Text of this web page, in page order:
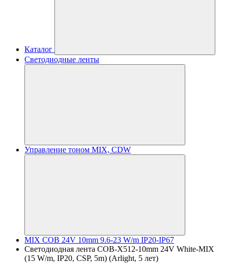
Каталог
Светодиодные ленты
Управление тоном MIX, CDW
MIX COB 24V 10mm 9.6-23 W/m IP20-IP67
Светодиодная лента COB-X512-10mm 24V White-MIX
(15 W/m, IP20, CSP, 5m) (Arlight, 5 лет)